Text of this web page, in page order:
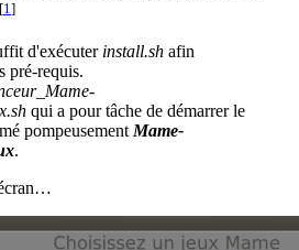
[1 ]
d'exécuter install.sh afin
pré-requis.
qui a pour tâche de démarrer le
pompeusement Mame-
.